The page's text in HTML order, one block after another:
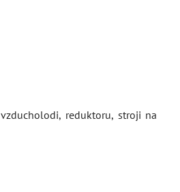
reduktoru, stroji na